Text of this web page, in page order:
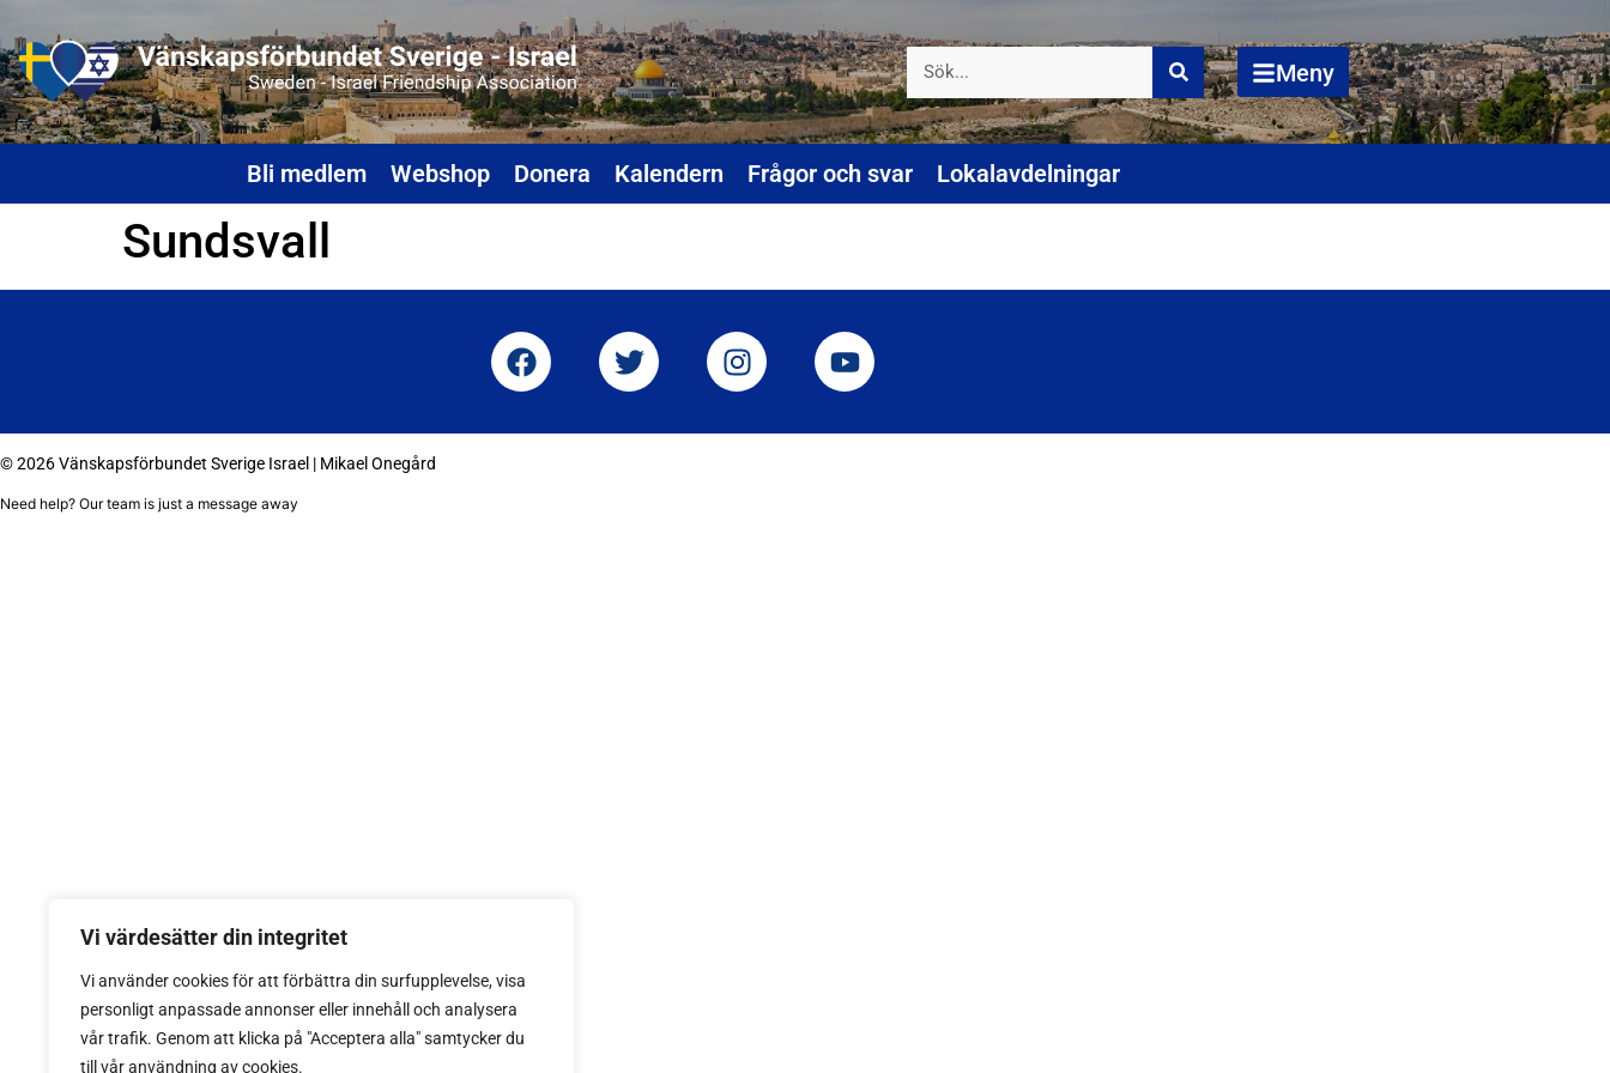
Vi värdesätter din integritet
Vi använder cookies för att förbättra din surfupplevelse, visa
personligt anpassade annonser eller innehåll och analysera
vår trafik. Genom att klicka på "Acceptera alla" samtycker du
till vår användning av cookies.
Meny
Bli medlem Webshop Donera Kalendern Frågor och svar Lokalavdelningar
Sundsvall
© 2026 Vänskapsförbundet Sverige Israel | Mikael Onegård
Need help? Our team is just a message away